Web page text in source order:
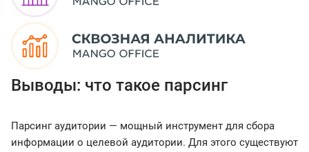
Выводы: что такое парсинг
Парсинг аудитории — мощный инструмент для сбора
информации о целевой аудитории. Для этого существуют